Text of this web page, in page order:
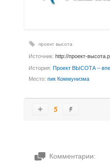
проект высота
Источник: http://проект-
История: Проект ВЫСОТА –
Место: пик Коммунизма
5
Комментарии: